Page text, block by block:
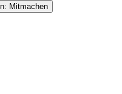
Mitmachen